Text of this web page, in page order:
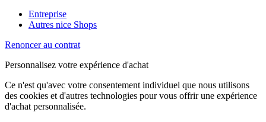
Entreprise
Autres nice Shops
Renoncer au contrat
Personnalisez votre expérience d'achat
Ce n'est qu'avec votre consentement individuel que nous utilisons
des cookies et d'autres technologies pour vous offrir une expérience
d'achat personnalisée.